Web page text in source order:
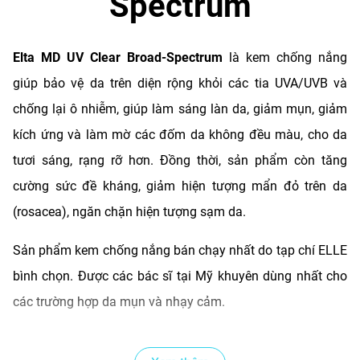
Elta MD UV Clear Broad-Spectrum là kem chống nắng
giúp bảo vệ da trên diện rộng khỏi các tia UVA/UVB và
chống lại ô nhiễm, giúp làm sáng làn da, giảm mụn, giảm
kích ứng và làm mờ các đốm da không đều màu, cho da
tươi sáng, rạng rỡ hơn. Đồng thời, sản phẩm còn tăng
cường sức đề kháng, giảm hiện tượng mẩn đỏ trên da
(rosacea), ngăn chặn hiện tượng sạm da.
Sản phẩm kem chống nắng bán chạy nhất do tạp chí ELLE
bình chọn. Được các bác sĩ tại Mỹ khuyên dùng nhất cho
các trường hợp da mụn và nhạy cảm.